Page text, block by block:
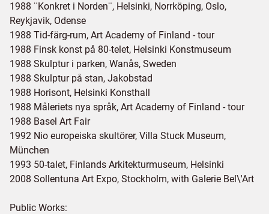
1988 ¨Konkret i Norden¨, Helsinki, Norrköping, Oslo,
Reykjavik, Odense
1988 Tid-färg-rum, Art Academy of Finland - tour
1988 Finsk konst på 80-telet, Helsinki Konstmuseum
1988 Skulptur i parken, Wanås, Sweden
1988 Skulptur på stan, Jakobstad
1988 Horisont, Helsinki Konsthall
1988 Måleriets nya språk, Art Academy of Finland - tour
1988 Basel Art Fair
1992 Nio europeiska skultörer, Villa Stuck Museum,
München
1993 50-talet, Finlands Arkitekturmuseum, Helsinki
2008 Sollentuna Art Expo, Stockholm, with Galerie Bel\'Art
Public Works: